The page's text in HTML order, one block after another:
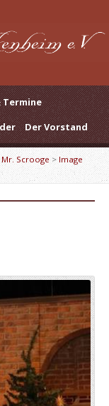
Termine
Der Vorstand
Scrooge > Image